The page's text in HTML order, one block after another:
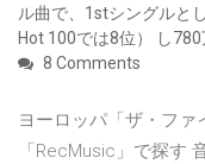
ル曲で、1stシングルと
Hot 100では8位） し
8 Comments
ヨーロッパ「ザ・フ
「RecMusic」で探す